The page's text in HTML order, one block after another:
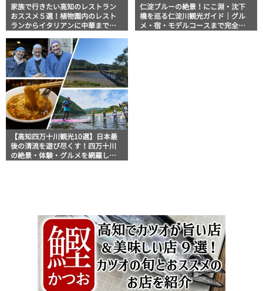
家族で行きたい高知のレストラン
おススメ５選！植物園内のレスト
ランからイタリアンに中華まで楽
仁淀ブルーの絶景！にこ淵・沈下
橋を巡る仁淀川観光ガイド｜グル
メ・宿・モデルコースまで完全網
【高知四万十川観光10選】日本最
後の清流を遊び尽くす！四万十川
の絶景・体験・グルメを網羅した